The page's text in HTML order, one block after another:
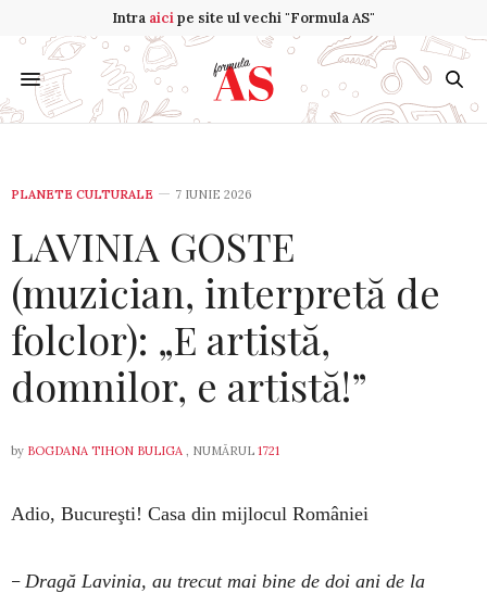
Intra aicipe site ul vechi "Formula AS"
PLANETE CULTURALE 7 IUNIE 2026
LAVINIA GOSTE
(muzician, interpretă de
folclor): „E artistă,
domnilor, e artistă!”
by BOGDANA TIHON BULIGA , NUMĂRUL 1721
Adio, Bucureşti! Casa din mijlocul României
– Dragă Lavinia, au trecut mai bine de doi ani de la